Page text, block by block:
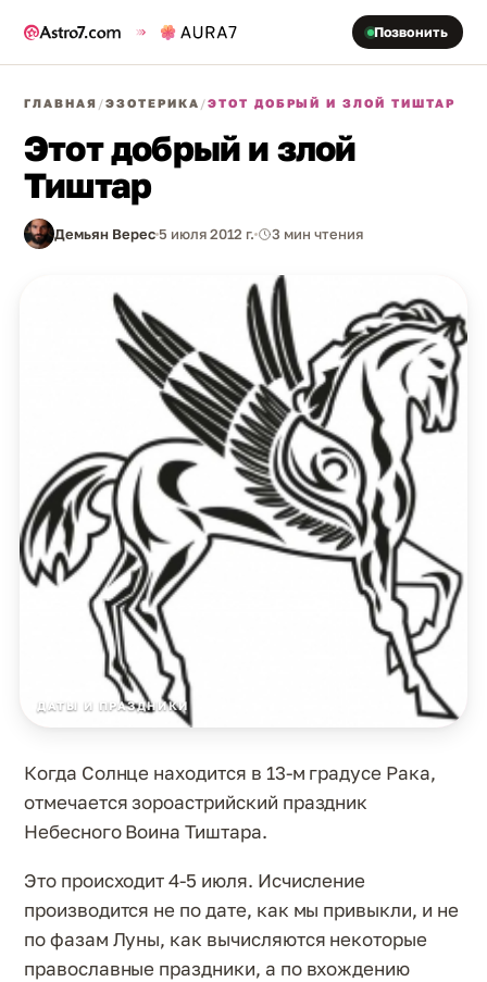
Позвонить
ГЛАВНАЯ /ЭЗОТЕРИКА /ЭТОТ ДОБРЫЙ И ЗЛОЙ ТИШТАР
Этот добрый и злой
Тиштар
Демьян Верес 5 июля 2012 г. 3 мин чтения
ДАТЫ И ПРАЗДНИКИ
Когда Солнце находится в 13-м градусе Рака,
отмечается зороастрийский праздник
Небесного Воина Тиштара.
Это происходит 4-5 июля. Исчисление
производится не по дате, как мы привыкли, и не
по фазам Луны, как вычисляются некоторые
православные праздники, а по вхождению